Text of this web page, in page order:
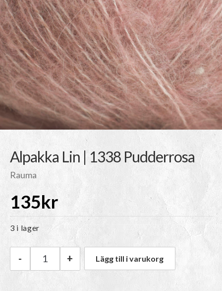
Alpakka Lin | 1338 Pudderrosa
Rauma
135kr
3 i lager
Rauma Alpakka Lin | 1338 Pudderrosa mängd
- + Lägg till i varukorg